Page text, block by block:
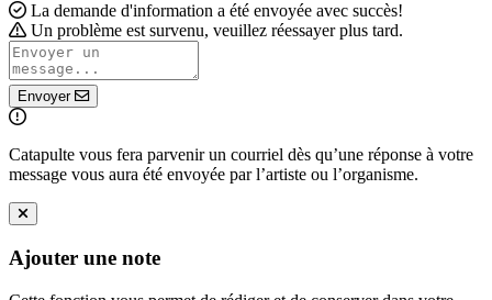
La demande d'information a été envoyée avec succès!
Un problème est survenu, veuillez réessayer plus tard.
Envoyer
Catapulte vous fera parvenir un courriel dès qu’une réponse à votre
message vous aura été envoyée par l’artiste ou l’organisme.
Ajouter une note